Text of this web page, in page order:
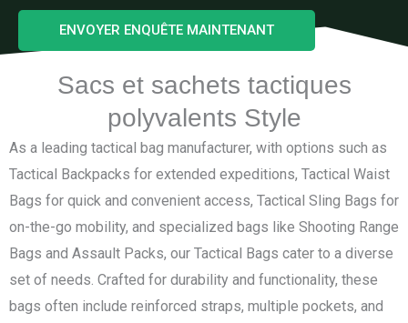
ENVOYER ENQUÊTE MAINTENANT
Sacs et sachets tactiques
polyvalents Style
As a leading tactical bag manufacturer, with options such as
Tactical Backpacks for extended expeditions, Tactical Waist
Bags for quick and convenient access, Tactical Sling Bags for
on-the-go mobility, and specialized bags like Shooting Range
Bags and Assault Packs, our Tactical Bags cater to a diverse
set of needs. Crafted for durability and functionality, these
bags often include reinforced straps, multiple pockets, and